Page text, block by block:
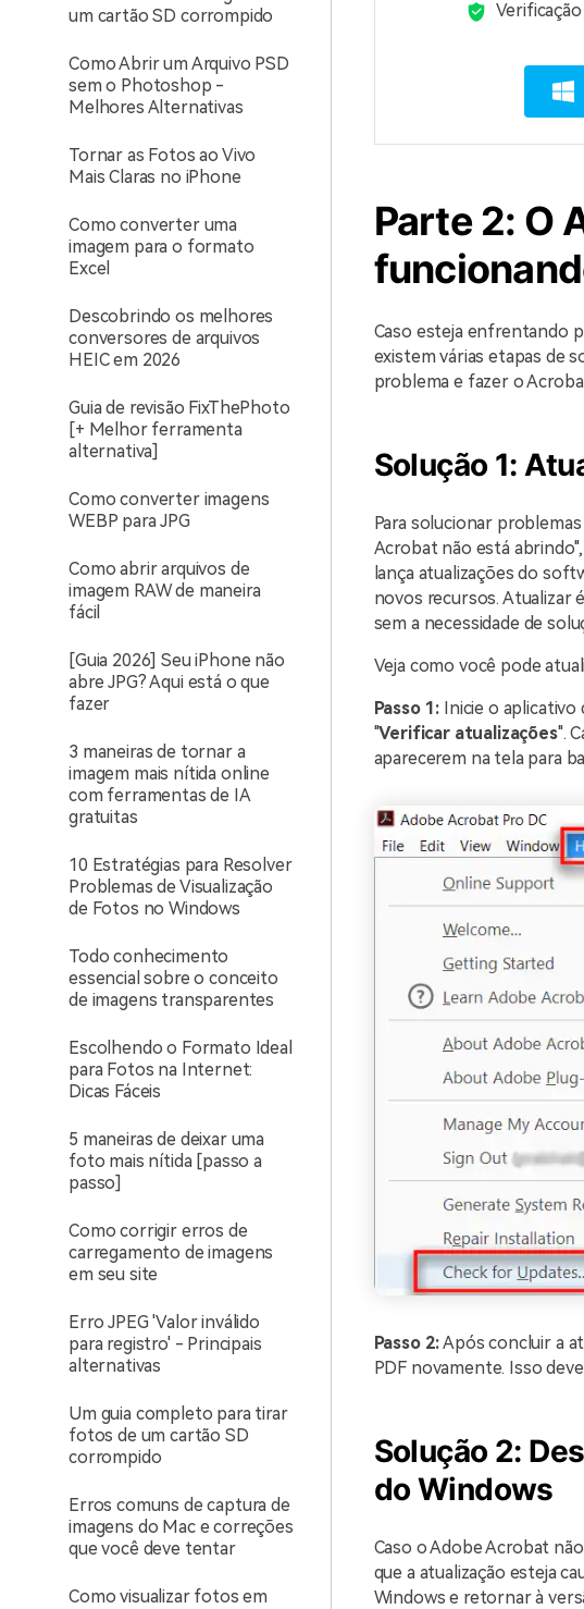
um cartão SD corrompido
Como Abrir um Arquivo PSD
sem o Photoshop -
Melhores Alternativas
Tornar as Fotos ao Vivo
Mais Claras no iPhone
Como converter uma
imagem para o formato
Excel
Descobrindo os melhores
conversores de arquivos
HEIC em 2026
Guia de revisão FixThePhoto
[+ Melhor ferramenta
alternativa]
Como converter imagens
WEBP para JPG
Como abrir arquivos de
imagem RAW de maneira
fácil
[Guia 2026] Seu iPhone não
abre JPG? Aqui está o que
fazer
3 maneiras de tornar a
imagem mais nítida online
com ferramentas de IA
gratuitas
10 Estratégias para Resolver
Problemas de Visualização
de Fotos no Windows
Todo conhecimento
essencial sobre o conceito
de imagens transparentes
Escolhendo o Formato Ideal
para Fotos na Internet:
Dicas Fáceis
5 maneiras de deixar uma
foto mais nítida [passo a
passo]
Como corrigir erros de
carregamento de imagens
em seu site
Erro JPEG 'Valor inválido
para registro' - Principais
alternativas
Um guia completo para tirar
fotos de um cartão SD
corrompido
Erros comuns de captura de
imagens do Mac e correções
que você deve tentar
Como visualizar fotos em
Parte 2: O
Caso esteja enfrentando
existem várias etapas de
problema e fazer o
Solução 1:
Para solucionar
Acrobat não está
lança atualizações do
novos recursos. Atualizar
sem a necessidade de
Veja como você pode
Passo 1: Inicie o aplicativo
"Verificar atualizações".
aparecerem na tela para
Passo 2:Após concluir a
PDF novamente. Isso
Solução 2:
do Windows
Caso o Adobe Acrobat
que a atualização esteja
Windows e retornar à